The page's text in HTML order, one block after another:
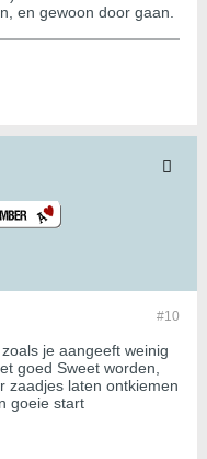
en gewoon door gaan.
#10
je aangeeft weinig
goed Sweet worden,
zaadjes laten ontkiemen
goeie start